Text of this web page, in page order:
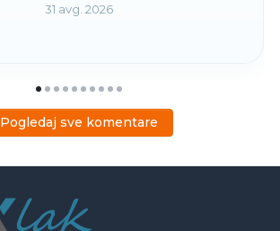
31 avg. 2026
Pogledaj sve komentare